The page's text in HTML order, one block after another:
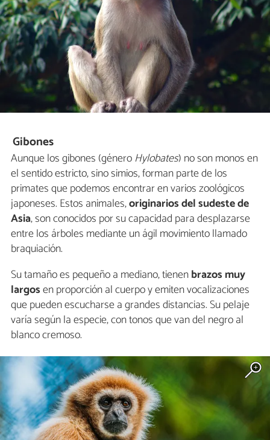
Gibones
Aunque los gibones (géneroHylobates) no son monos en
el sentido estricto, sino simios, forman parte de los
primates que podemos encontrar en varios zoológicos
japoneses. Estos animales,originarios del sudeste de
Asia, son conocidos por su capacidad para desplazarse
entre los árboles mediante un ágil movimiento llamado
braquiación.
Su tamaño es pequeño a mediano, tienenbrazos muy
largosen proporción al cuerpo y emiten vocalizaciones
que pueden escucharse a grandes distancias. Su pelaje
varía según la especie, con tonos que van del negro al
blanco cremoso.